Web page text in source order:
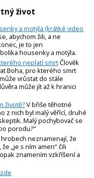
život
a motýla (krátké video
abychom žili, a ne
je to jen
housenky a motýla.
neplatí smrtČlověk
Boha, pro kterého smrt
vrůstat do stále
může jít až k hranici
životě?V břiše těhotné
z nich byl malý věřící, druhé
Malý pochybovač se
porodu?"
neznamenají, že
„je s ním amen“ čili
znamením vzkříšení a